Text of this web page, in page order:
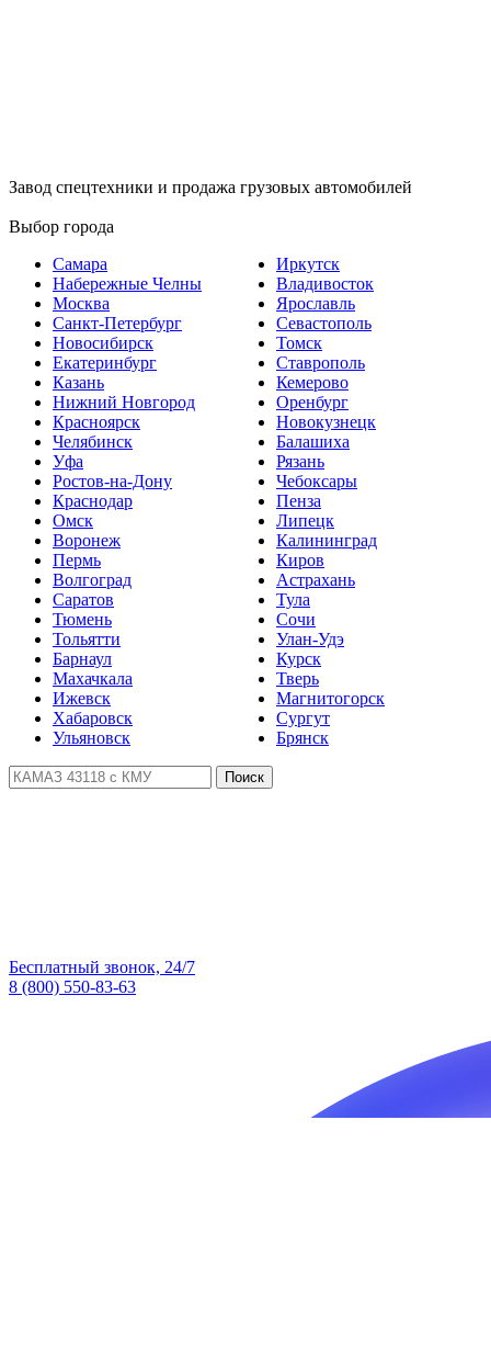
Завод спецтехники и продажа грузовых автомобилей
Выбор города
Самара
Набережные Челны
Москва
Санкт-Петербург
Новосибирск
Екатеринбург
Казань
Нижний Новгород
Красноярск
Челябинск
Уфа
Ростов-на-Дону
Краснодар
Омск
Воронеж
Пермь
Волгоград
Саратов
Тюмень
Тольятти
Барнаул
Махачкала
Ижевск
Хабаровск
Ульяновск
Иркутск
Владивосток
Ярославль
Севастополь
Томск
Ставрополь
Кемерово
Оренбург
Новокузнецк
Балашиха
Рязань
Чебоксары
Пенза
Липецк
Калининград
Киров
Астрахань
Тула
Сочи
Улан-Удэ
Курск
Тверь
Магнитогорск
Сургут
Брянск
Поиск
Бесплатный звонок, 24/7
8 (800) 550-83-63